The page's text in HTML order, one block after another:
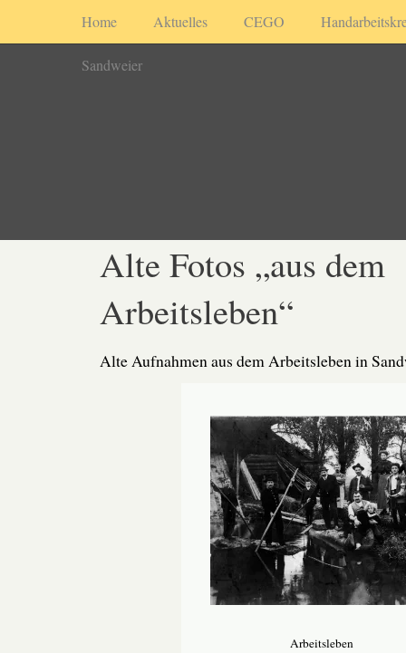
Home Aktuelles CEGO
Sandweier
Alte Fotos „aus dem
Arbeitsleben“
Alte Aufnahmen aus dem Arbeitsleben in
Arbeitsleben